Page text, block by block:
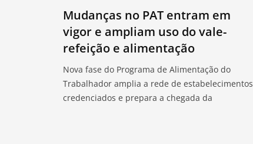
Mudanças no PAT entram em
vigor e ampliam uso do vale-
refeição e alimentação
Nova fase do Programa de Alimentação do
Trabalhador amplia a rede de estabelecimentos
credenciados e prepara a chegada da